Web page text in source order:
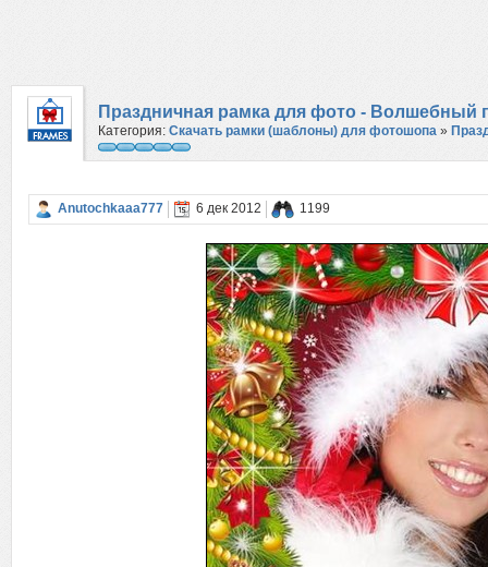
Праздничная рамка для фото - Волшебный
Категория: Скачать рамки (шаблоны) для фотошопа »
Anutochkaaa777 6 дек 2012 1199